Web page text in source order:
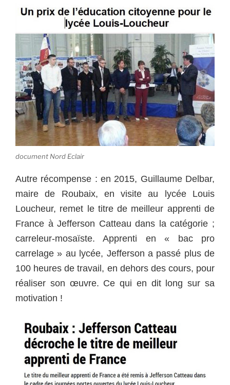
document Nord Eclair
Autre récompense : en 2015, Guillaume Delbar,
maire de Roubaix, en visite au lycée Louis
Loucheur, remet le titre de meilleur apprenti de
France à Jefferson Catteau dans la catégorie ;
carreleur-mosaïste. Apprenti en « bac pro
carrelage » au lycée, Jefferson a passé plus de
100 heures de travail, en dehors des cours, pour
réaliser son œuvre. Ce qui en dit long sur sa
motivation !